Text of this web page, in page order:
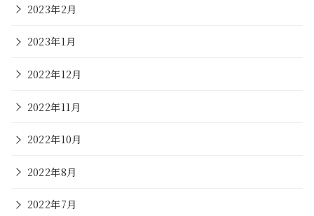
2023年2月
2023年1月
2022年12月
2022年11月
2022年10月
2022年8月
2022年7月